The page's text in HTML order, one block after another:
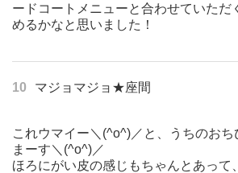
ードコートメニューと合わせていただ
めるかなと思いました！
10 マジョマジョ★座間
これウマイー＼(^o^)／と、うちのおち
まーす＼(^o^)／
ほろにがい皮の感じもちゃんとあって